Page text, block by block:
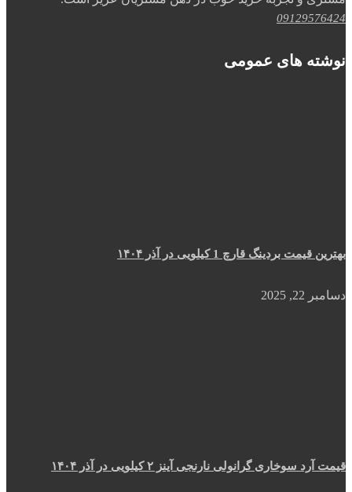
09129576424
نوشته های عمومی
بهترین قیمت بردینگ قارچ 1 کیلویی در آذر ۱۴۰۴
دسامبر 22, 2025
قیمت آرد سوخاری گرانولی نارنجی آینز ۲ کیلویی در آذر ۱۴۰۴